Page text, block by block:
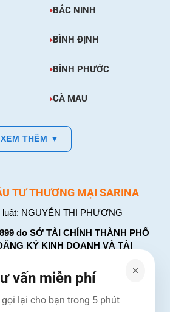
BẮC NINH
BÌNH ĐỊNH
BÌNH PHƯỚC
CÀ MAU
XEM THÊM ▼
TƯ THƯƠNG MẠI SARINA
luật: NGUYỄN THỊ PHƯƠNG
do SỞ TÀI CHÍNH THÀNH PHỐ
KÝ KINH DOANH VÀ TÀI
cấp. Đăng ký lần đầu: ngày 26
Đăng ký thay đổi lần thứ: 4, ngày 31
Đa, Hà Nội
vấn miễn phí
gọi lại cho bạn trong 5 phút